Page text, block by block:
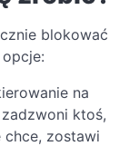
blokować
na
ktoś,
zostawi